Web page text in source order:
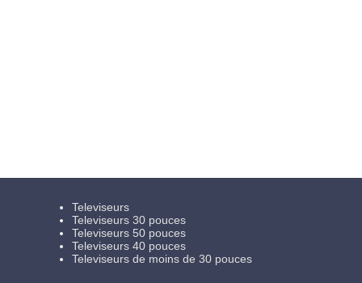
Televiseurs
Televiseurs 30 pouces
Televiseurs 50 pouces
Televiseurs 40 pouces
Televiseurs de moins de 30 pouces